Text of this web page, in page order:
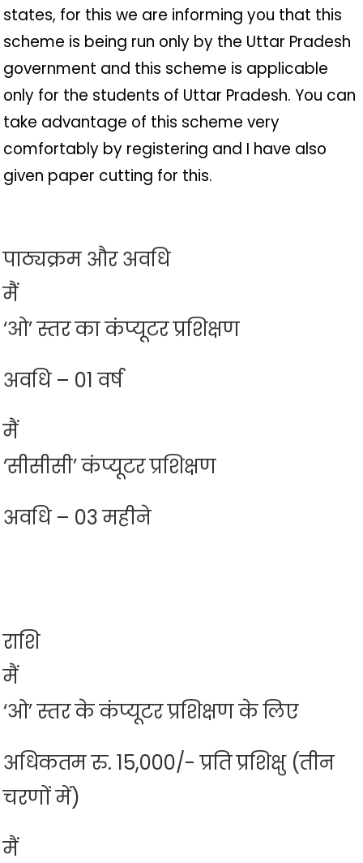
states, for this we are informing you that this
scheme is being run only by the Uttar Pradesh
government and this scheme is applicable
only for the students of Uttar Pradesh. You can
take advantage of this scheme very
comfortably by registering and I have also
given paper cutting for this.
पाठ्यक्रम और अवधि
मैं
‘ओ’ स्तर का कंप्यूटर प्रशिक्षण
अवधि – 01 वर्ष
मैं
‘सीसीसी’ कंप्यूटर प्रशिक्षण
अवधि – 03 महीने
राशि
मैं
‘ओ’ स्तर के कंप्यूटर प्रशिक्षण के लिए
अधिकतम रु. 15,000/- प्रति प्रशिक्षु (तीन
चरणों में)
मैं